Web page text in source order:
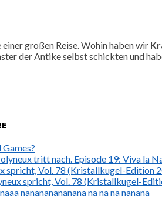
einer großen Reise. Wohin haben wir
der Antike selbst schickten und
Games?
tritt nach. Episode 19: Viva la
spricht, Vol. 78 (Kristallkugel-Edition
spricht, Vol. 78 (Kristallkugel-
nanananananana na na na nanana